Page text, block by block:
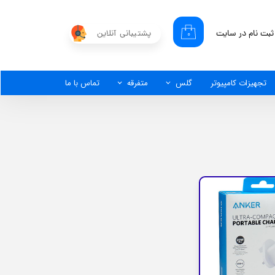
پشتیبانی آنلاین ۰ ثبت نام در سایت
تجهیزات کامپیوتر گلس متفرقه تماس با ما